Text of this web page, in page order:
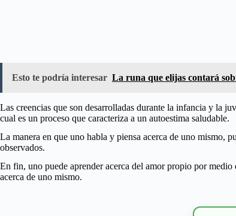
Esto te podría interesar La runa que elijas contará
Las creencias que son desarrolladas durante la infancia y la
cual es un proceso que caracteriza a un autoestima saludable.
La manera en que uno habla y piensa acerca de uno mismo,
observados.
En fin, uno puede aprender acerca del amor propio por
acerca de uno mismo.